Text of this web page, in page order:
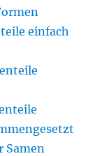
einfach
Samen